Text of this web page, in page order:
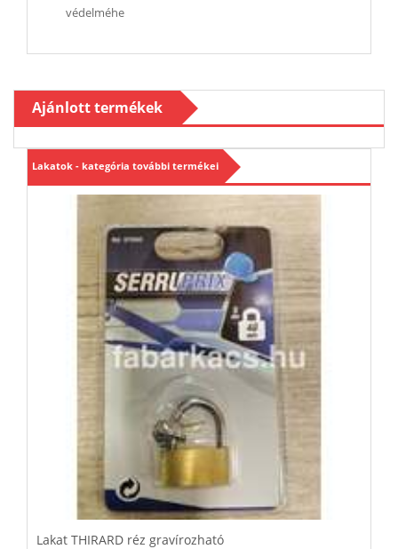
védelméhe
Ajánlott termékek
Lakatok - kategória további termékei
Lakat THIRARD réz gravírozható